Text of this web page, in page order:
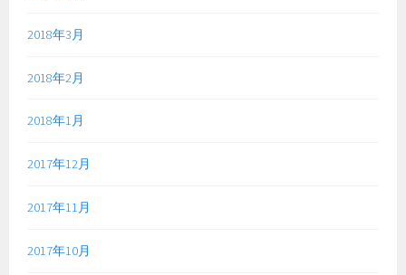
2018年3月
2018年2月
2018年1月
2017年12月
2017年11月
2017年10月